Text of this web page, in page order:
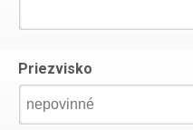
Priezvisko